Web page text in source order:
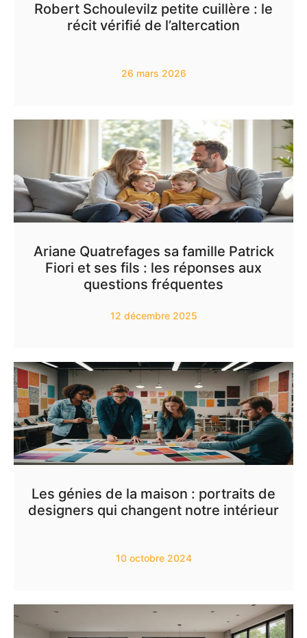
Robert Schoulevilz petite cuillère : le
récit vérifié de l’altercation
26 mars 2026
Ariane Quatrefages sa famille Patrick
Fiori et ses fils : les réponses aux
questions fréquentes
12 décembre 2025
Les génies de la maison : portraits de
designers qui changent notre intérieur
10 octobre 2024